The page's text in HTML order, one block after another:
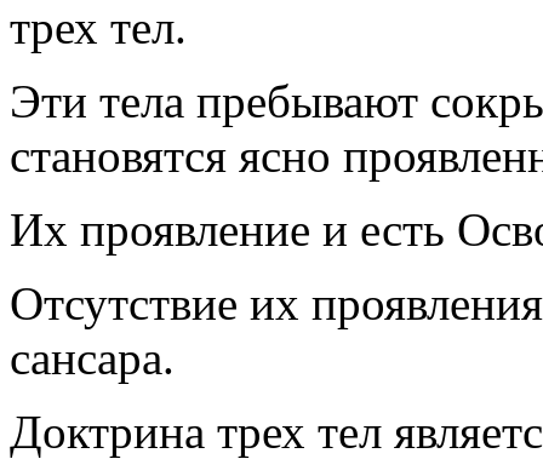
трех тел.
Эти тела пребывают
становятся ясно
Их проявление и есть
Отсутствие их
сансара.
Доктрина трех тел